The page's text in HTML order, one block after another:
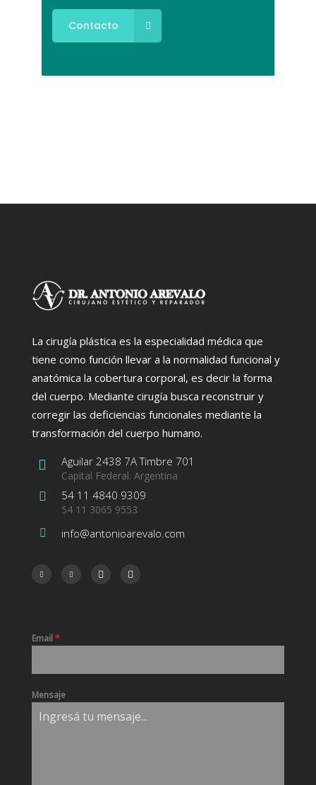
Contacto
La cirugía plástica es la especialidad médica que
tiene como función llevar a la normalidad funcional y
anatómica la cobertura corporal, es decir la forma
del cuerpo. Mediante cirugía busca reconstruir y
corregir las deficiencias funcionales mediante la
transformación del cuerpo humano.
Aguilar 2438 7A Timbre 701
Capital Federal. Argentina
54 11 4840 9309
54 11 3065 9553
info@antonioarevalo.com
Email*
Mensaje